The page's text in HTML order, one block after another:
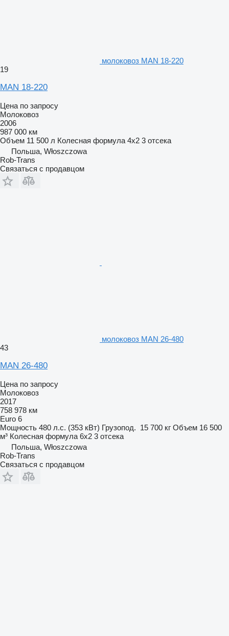
молоковоз MAN 18-220
19
MAN 18-220
Цена по запросу
Молоковоз
2006
987 000 км
Объем 11 500 л Колесная формула 4x2 3 отсека
Польша, Włoszczowa
Rob-Trans
Связаться с продавцом
молоковоз MAN 26-480
43
MAN 26-480
Цена по запросу
Молоковоз
2017
758 978 км
Euro 6
Мощность 480 л.с. (353 кВт) Грузопод. 15 700 кг Объем 16 500
м³ Колесная формула 6x2 3 отсека
Польша, Włoszczowa
Rob-Trans
Связаться с продавцом